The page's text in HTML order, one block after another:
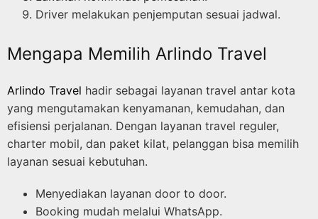
Driver melakukan penjemputan sesuai jadwal.
Mengapa Memilih Arlindo Travel
Arlindo Travel hadir sebagai layanan travel antar kota
yang mengutamakan kenyamanan, kemudahan, dan
efisiensi perjalanan. Dengan layanan travel reguler,
charter mobil, dan paket kilat, pelanggan bisa memilih
layanan sesuai kebutuhan.
Menyediakan layanan door to door.
Booking mudah melalui WhatsApp.